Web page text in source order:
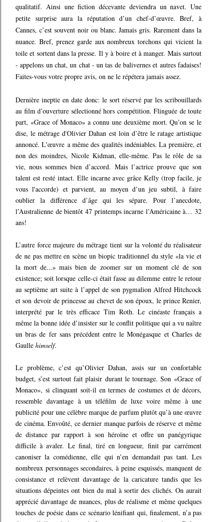
qualitatif. Ainsi une fiction décevante deviendra un navet. Une
petite surprise aura la réputation d’un chef-d’œuvre. Bref, à
Cannes, c’est souvent noir ou blanc. Jamais gris. Rarement dans la
nuance. Bref, prenez garde aux nombreux torchons qui vicient la
toile et sortent dans la presse. Il y à boire et à manger. Mais surtout
- appelons un chat, un chat - un tas de balivernes et autres fadaises!
Faites-vous votre propre avis, on ne le répétera jamais assez.
Dernière ineptie en date donc: le sort réservé par les scribouillards
au film d’ouverture sélectionné hors compétition. Flinguée de toute
part, «Grace of Monaco» a connu une deuxième mort. Qu’on se le
dise, le métrage d'Olivier Dahan est loin d’être le ratage artistique
annoncé. L'œuvre a même des qualités indéniables. La première, et
non des moindres, Nicole Kidman, elle-même. Pas le rôle de sa
vie, nous sommes bien d’accord. Mais l’actrice prouve que son
talent est resté intact. Elle incarne avec grâce Kelly (trop facile, je
vous l'accorde) et parvient, au moyen d’un jeu subtil, à faire
oublier la différence d’âge qui les sépare. Pour l’anecdote,
l’Australienne de bientôt 47 printemps incarne l’Américaine à… 32
ans!
L’autre force majeure du métrage tient sur la volonté du réalisateur
de ne pas mettre en scène un biopic traditionnel du style «la vie et
la mort de...» mais bien de zoomer sur un moment clé de son
existence; soit lorsque celle-ci était fasse au dilemme entre le retour
au septième art suite à l’appel de son pygmalion Alfred Hitchcock
et son devoir de princesse au chevet de son époux, le prince Renier,
interprété par le très efficace Tim Roth. Le cinéaste français a
même la bonne idée d’insister sur le conflit politique qui a vu naître
un bras de fer sans précédent entre le Monégasque et Charles de
Gaulle himself.
Le problème, c’est qu’Olivier Dahan, assis sur un confortable
budget, s’est surtout fait plaisir durant le tournage. Son «Grace of
Monaco», si clinquant soit-il en termes de costumes et de décors,
ressemble davantage à un téléfilm de luxe voire même à une
publicité pour une célèbre marque de parfum plutôt qu’à une œuvre
de cinéma. Envoûté, ce dernier manque parfois de réserve et même
de distance par rapport à son héroïne et offre un panégyrique
difficile à avaler. Le final, tiré en longueur, finit par carrément
canoniser la comédienne, elle qui n’en demandait pas tant. Les
nombreux personnages secondaires, à peine esquissés, manquent de
consistance et relèvent davantage de la caricature tandis que les
situations dépeintes ont bien du mal à sortir des clichés. On aurait
apprécié davantage de nuances, plus de réalisme et même quelques
touches de poésie dans ce scénario lénifiant qui, finalement, n’a pas